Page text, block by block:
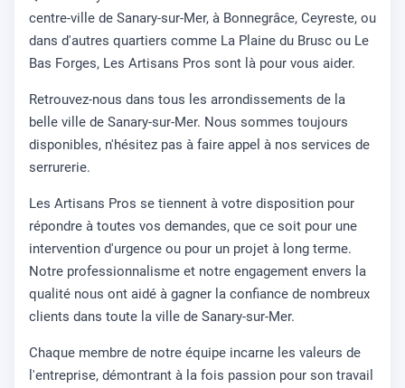
centre-ville de Sanary-sur-Mer, à Bonnegrâce, Ceyreste, ou
dans d'autres quartiers comme La Plaine du Brusc ou Le
Bas Forges, Les Artisans Pros sont là pour vous aider.
Retrouvez-nous dans tous les arrondissements de la
belle ville de Sanary-sur-Mer. Nous sommes toujours
disponibles, n'hésitez pas à faire appel à nos services de
serrurerie.
Les Artisans Pros se tiennent à votre disposition pour
répondre à toutes vos demandes, que ce soit pour une
intervention d'urgence ou pour un projet à long terme.
Notre professionnalisme et notre engagement envers la
qualité nous ont aidé à gagner la confiance de nombreux
clients dans toute la ville de Sanary-sur-Mer.
Chaque membre de notre équipe incarne les valeurs de
l'entreprise, démontrant à la fois passion pour son travail